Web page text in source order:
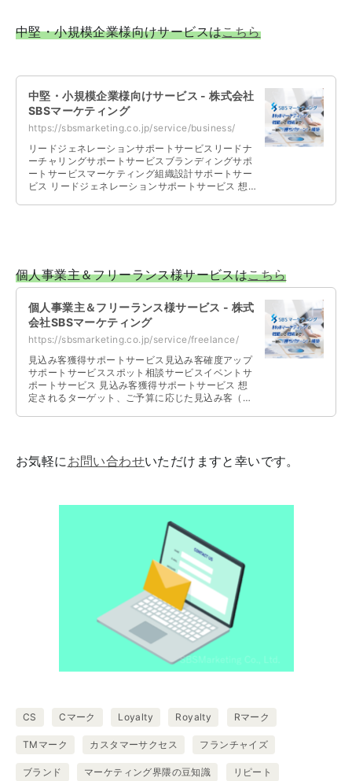
中堅・小規模企業様向けサービスはこちら
中堅・小規模企業様向けサービス - 株式会社
SBSマーケティング
https://sbsmarketing.co.jp/service/business/
リードジェネレーションサポートサービスリードナ
ーチャリングサポートサービスブランディングサポ
ートサービスマーケティング組織設計サポートサー
ビス リードジェネレーションサポートサービス 想
個人事業主＆フリーランス様サービスはこちら
個人事業主＆フリーランス様サービス - 株式
会社SBSマーケティング
https://sbsmarketing.co.jp/service/freelance/
見込み客獲得サポートサービス見込み客確度アップ
サポートサービススポット相談サービスイベントサ
ポートサービス 見込み客獲得サポートサービス 想
定されるターゲット、ご予算に応じた見込み客（リ
お気軽に お問い合わせいただけますと幸いです。
CS Cマーク Loyalty Royalty Rマーク
TMマーク カスタマーサクセス フランチャイズ
ブランド マーケティング界隈の豆知識 リピート